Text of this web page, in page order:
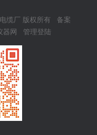
缆厂 版权所有 备案
器网 管理登陆